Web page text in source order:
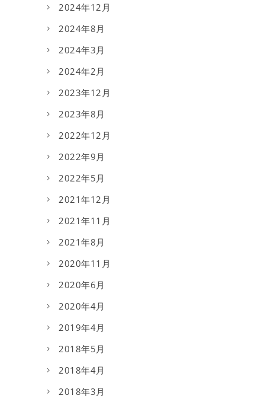
2024年12月
2024年8月
2024年3月
2024年2月
2023年12月
2023年8月
2022年12月
2022年9月
2022年5月
2021年12月
2021年11月
2021年8月
2020年11月
2020年6月
2020年4月
2019年4月
2018年5月
2018年4月
2018年3月